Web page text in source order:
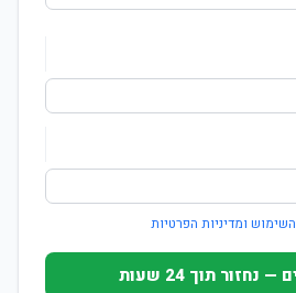
ומדיניות הפרטיות
תוך 24 שעות